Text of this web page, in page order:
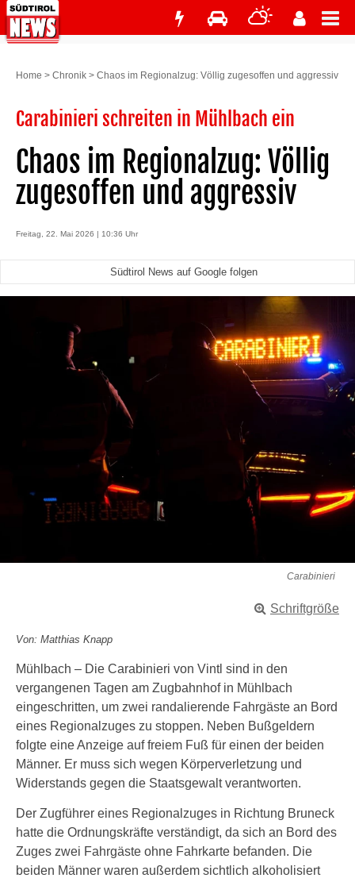
Home > Chronik > Chaos im Regionalzug: Völlig zugesoffen und aggressiv
Carabinieri schreiten in Mühlbach ein
Chaos im Regionalzug: Völlig
zugesoffen und aggressiv
Freitag, 22. Mai 2026 | 10:36 Uhr
Südtirol News auf Google folgen
Carabinieri
Schriftgröße
Von: Matthias Knapp
Mühlbach – Die Carabinieri von Vintl sind in den
vergangenen Tagen am Zugbahnhof in Mühlbach
eingeschritten, um zwei randalierende Fahrgäste an Bord
eines Regionalzuges zu stoppen. Neben Bußgeldern
folgte eine Anzeige auf freiem Fuß für einen der beiden
Männer. Er muss sich wegen Körperverletzung und
Widerstands gegen die Staatsgewalt verantworten.
Der Zugführer eines Regionalzuges in Richtung Bruneck
hatte die Ordnungskräfte verständigt, da sich an Bord des
Zuges zwei Fahrgäste ohne Fahrkarte befanden. Die
beiden Männer waren außerdem sichtlich alkoholisiert